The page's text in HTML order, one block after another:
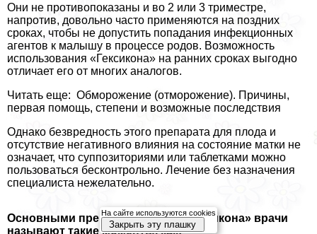
Они не противопоказаны и во 2 или 3 триместре,
напротив, довольно часто применяются на поздних
сроках, чтобы не допустить попадания инфекционных
агентов к малышу в процессе родов. Возможность
использования «Гексикона» на ранних сроках выгодно
отличает его от многих аналогов.
Читать еще: Обморожение (отморожение). Причины,
первая помощь, степени и возможные последствия
Однако безвредность этого препарата для плода и
отсутствие негативного влияния на состояние матки не
означает, что суппозиториями или таблетками можно
пользоваться бесконтрольно. Лечение без назначения
специалиста нежелательно.
Основными преимуществами «Гексикона» врачи
называют такие моменты, как:
На сайте используются cookies
Закрыть эту плашку